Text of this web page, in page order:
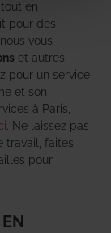
en
pour des
vous
et autres
pour un service
et son
à Paris,
. Ne laissez pas
travail, faites
pour